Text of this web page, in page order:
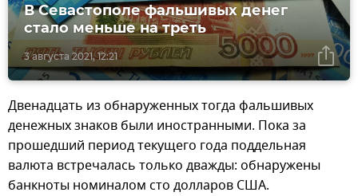
3 августа 2021, 12:21
В Севастополе фальшивых денег
стало меньше на треть
Двенадцать из обнаруженных тогда фальшивых
денежных знаков были иностранными. Пока за
прошедший период текущего года поддельная
валюта встречалась только дважды: обнаружены
банкноты номиналом сто долларов США.